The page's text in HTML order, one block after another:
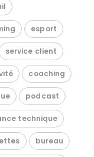
esport
service client
coaching
podcast
technique
bureau